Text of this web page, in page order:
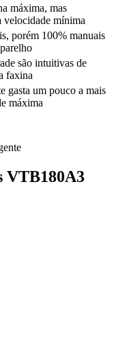
máxima, mas
velocidade mínima
porém 100% manuais
são intuitivas de
faxina
gasta um pouco a mais
máxima
VTB180A3